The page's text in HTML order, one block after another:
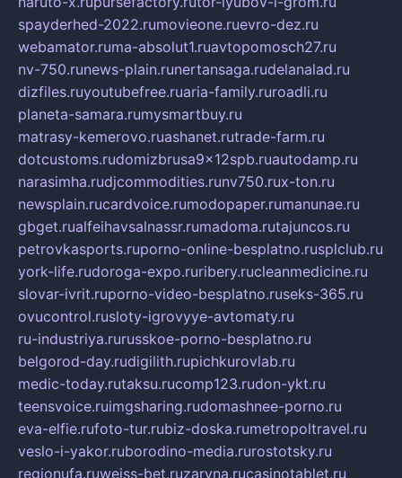
spayderhed-2022.rumovieone.ruevro-dez.ru
webamator.ruma-absolut1.ruavtopomosch27.ru
nv-750.runews-plain.runertansaga.rudelanalad.ru
dizfiles.ruyoutubefree.ruaria-family.ruroadli.ru
planeta-samara.rumysmartbuy.ru
matrasy-kemerovo.ruashanet.rutrade-farm.ru
dotcustoms.rudomizbrusa9x12spb.ruautodamp.ru
narasimha.rudjcommodities.runv750.rux-ton.ru
newsplain.rucardvoice.rumodopaper.rumanunae.ru
gbget.rualfeihavsalnassr.rumadoma.rutajuncos.ru
petrovkasports.ruporno-online-besplatno.rusplclub.ru
york-life.rudoroga-expo.ruribery.rucleanmedicine.ru
slovar-ivrit.ruporno-video-besplatno.ruseks-365.ru
ovucontrol.rusloty-igrovyye-avtomaty.ru
ru-industriya.rurusskoe-porno-besplatno.ru
belgorod-day.rudigilith.rupichkurovlab.ru
medic-today.rutaksu.rucomp123.rudon-ykt.ru
teensvoice.ruimgsharing.rudomashnee-porno.ru
eva-elfie.rufoto-tur.rubiz-doska.rumetropoltravel.ru
veslo-i-yakor.ruborodino-media.rurostotsky.ru
regionufa.ruweiss-bet.ruzaryna.rucasinotablet.ru